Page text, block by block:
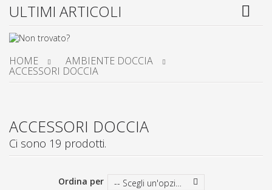
ULTIMI ARTICOLI
HOME AMBIENTE DOCCIA
ACCESSORI DOCCIA
ACCESSORI DOCCIA
Ci sono 19 prodotti.
Ordina per -- Scegli un'opzione --